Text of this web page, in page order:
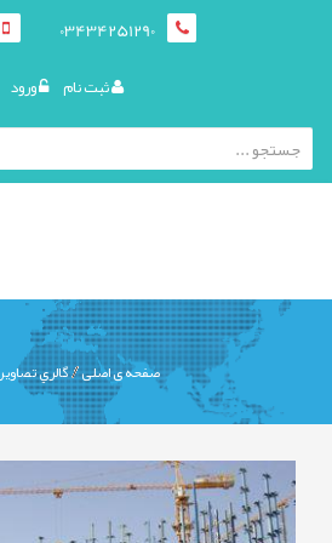
03434251290
ثبت نام ورود
منوی
کاربری صفحه ی اصلی گالري تصاوير